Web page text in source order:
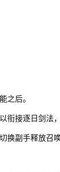
之后。
衔接逐日剑法
副手释放召